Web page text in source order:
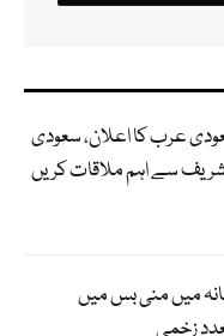
عرب کا اعلان، سعودی
شریف سے اہم ملاقات کریں
میں منی بس میں